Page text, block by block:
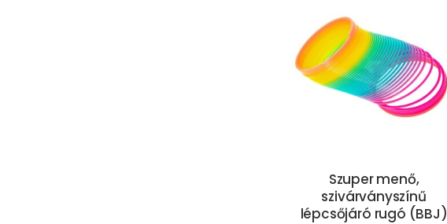
Szuper menő,
szivárványszínű
lépcsőjáró rugó (BBJ)